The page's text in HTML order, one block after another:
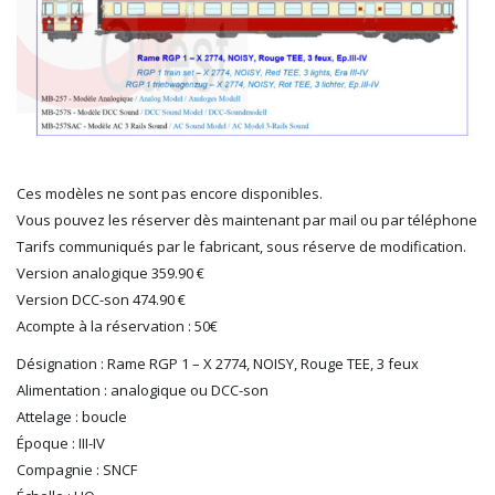
HERKAT
HUMBROL
KOLIBRI
MAKETTE
MARLKIN
MKD
NOREV
NOVATEUR MODELES
PECO
PG mini
PIKO
PN SUD MODELISME
PREISER
PRINCE AUGUST
Ces modèles ne sont pas encore disponibles.
Vous pouvez les réserver dès maintenant par mail ou par téléphone
Tarifs communiqués par le fabricant, sous réserve de modification.
Version analogique 359.90 €
Version DCC-son 474.90 €
Acompte à la réservation : 50€
Désignation : Rame RGP 1 – X 2774, NOISY, Rouge TEE, 3 feux
Alimentation : analogique ou DCC-son
Attelage : boucle
Époque : III-IV
Compagnie : SNCF